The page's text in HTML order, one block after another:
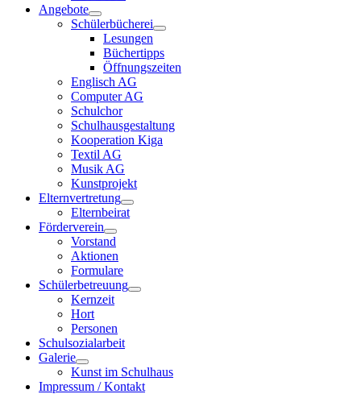
Angebote
Schülerbücherei
Lesungen
Büchertipps
Öffnungszeiten
Englisch AG
Computer AG
Schulchor
Schulhausgestaltung
Kooperation Kiga
Textil AG
Musik AG
Kunstprojekt
Elternvertretung
Elternbeirat
Förderverein
Vorstand
Aktionen
Formulare
Schülerbetreuung
Kernzeit
Hort
Personen
Schulsozialarbeit
Galerie
Kunst im Schulhaus
Impressum / Kontakt